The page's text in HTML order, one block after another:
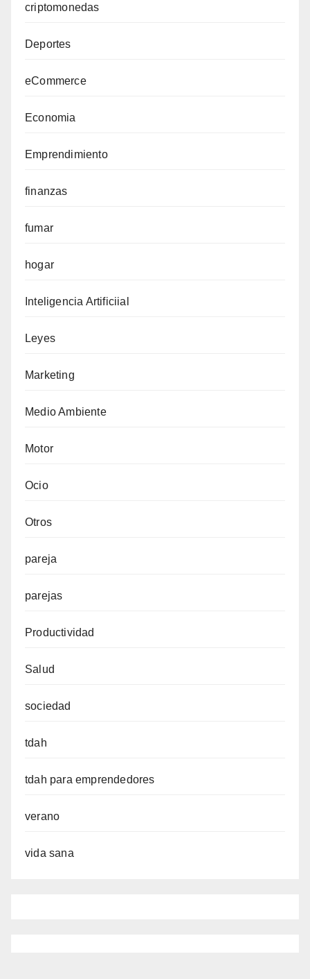
criptomonedas
Deportes
eCommerce
Economia
Emprendimiento
finanzas
fumar
hogar
Inteligencia Artificiial
Leyes
Marketing
Medio Ambiente
Motor
Ocio
Otros
pareja
parejas
Productividad
Salud
sociedad
tdah
tdah para emprendedores
verano
vida sana